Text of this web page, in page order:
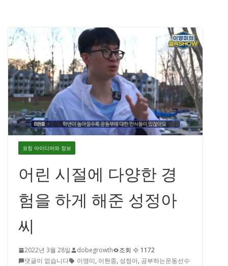
코칭 아이디어와 정보
어린 시절에 다양한 경
험을 하게 해준 성정아
씨
2022년 3월 28일 dobegrowth
조회 수 1172
댓글이 없습니다
이영미, 이현중, 성정아, 공부하는운동선수